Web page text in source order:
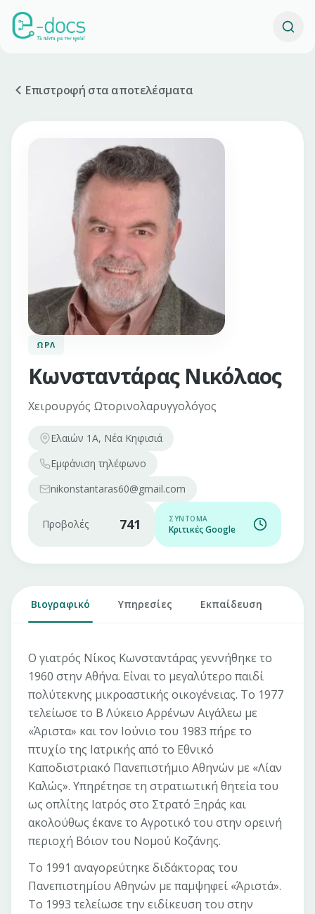
Επιστροφή στα αποτελέσματα
ΩΡΛ
Κωνσταντάρας Νικόλαος
Χειρουργός Ωτορινολαρυγγολόγος
Ελαιών 1Α, Νέα Κηφισιά
Εμφάνιση τηλέφωνο
nikonstantaras60@gmail.com
Προβολές 741 ΣΎΝΤΟΜΑ
Κριτικές Google
Βιογραφικό Υπηρεσίες Εκπαίδευση
Ο γιατρός Νίκος Κωνσταντάρας γεννήθηκε το
1960 στην Αθήνα. Είναι το μεγαλύτερο παιδί
πολύτεκνης μικροαστικής οικογένειας. Το 1977
τελείωσε το Β Λύκειο Αρρένων Αιγάλεω με
«Άριστα» και τον Ιούνιο του 1983 πήρε το
πτυχίο της Ιατρικής από το Εθνικό
Καποδιστριακό Πανεπιστήμιο Αθηνών με «Λίαν
Καλώς». Υπηρέτησε τη στρατιωτική θητεία του
ως οπλίτης Ιατρός στο Στρατό Ξηράς και
ακολούθως έκανε το Αγροτικό του στην ορεινή
περιοχή Βόιον του Νομού Κοζάνης.
Το 1991 αναγορεύτηκε διδάκτορας του
Πανεπιστημίου Αθηνών με παμψηφεί «Άριστά».
Το 1993 τελείωσε την ειδίκευση του στην